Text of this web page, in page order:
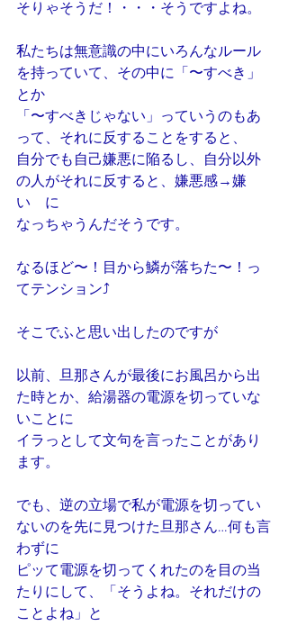
そりゃそうだ！・・・そうですよね。
私たちは無意識の中にいろんなルール
を持っていて、その中に「〜すべき」
とか
「〜すべきじゃない」っていうのもあ
って、それに反することをすると、
自分でも自己嫌悪に陥るし、自分以外
の人がそれに反すると、嫌悪感→嫌
い　に
なっちゃうんだそうです。
なるほど〜！目から鱗が落ちた〜！っ
てテンション⤴︎
そこでふと思い出したのですが
以前、旦那さんが最後にお風呂から出
た時とか、給湯器の電源を切っていな
いことに
イラっとして文句を言ったことがあり
ます。
でも、逆の立場で私が電源を切ってい
ないのを先に見つけた旦那さん…何も言
わずに
ピッて電源を切ってくれたのを目の当
たりにして、「そうよね。それだけの
ことよね」と